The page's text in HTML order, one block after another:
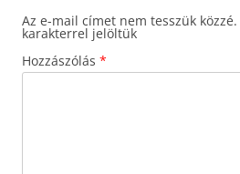
Az e-mail címet nem tesszük közzé.
karakterrel jelöltük
Hozzászólás *